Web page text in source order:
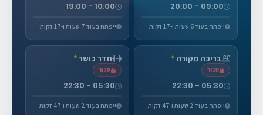
09:00 - 20:00
ייפתח בעוד 6 שעות ו-17 דקות
10:00 - 19:00
ייפתח בעוד 7 שעות ו-17 דקות
בריכה מקורה *
סגור
05:30 - 22:30
ייפתח בעוד 2 שעות ו-47 דקות
חדר כושר*
סגור
05:30 - 22:30
ייפתח בעוד 2 שעות ו-47 דקות